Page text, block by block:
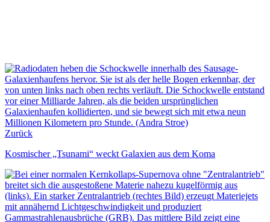
Zurück
Kosmischer „Tsunami“ weckt Galaxien aus dem Koma